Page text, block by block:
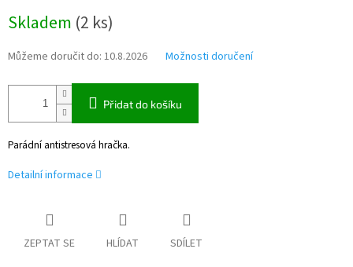
cena:
Skladem (2 ks)
Můžeme doručit do: 10.8.2026 Možnosti doručení
Přidat do košíku
Parádní antistresová hračka.
Detailní informace
ZEPTAT SE HLÍDAT SDÍLET